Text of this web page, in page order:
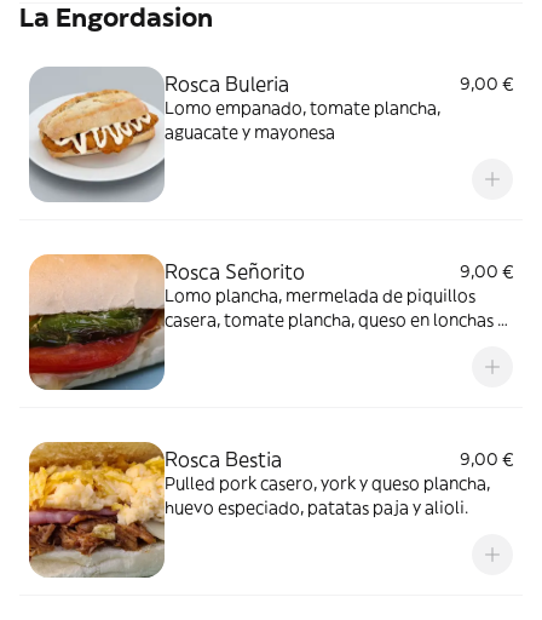
La Engordasion
Rosca Buleria
9,00 €
Lomo empanado, tomate plancha,
aguacate y mayonesa
Rosca Señorito
9,00 €
Lomo plancha, mermelada de piquillos
casera, tomate plancha, queso en lonchas y
Rosca Bestia
9,00 €
Pulled pork casero, york y queso plancha,
huevo especiado, patatas paja y alioli.